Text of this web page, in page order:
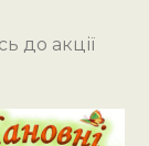
до акції